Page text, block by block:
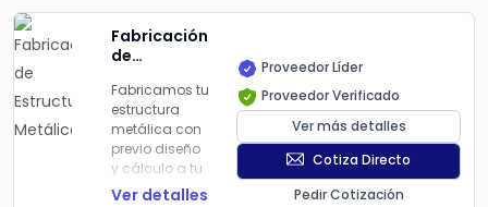
Fabricación
de
Metálicas
Fabricamos tu
estructura
metálica con
previo diseño
y cálculo a tu
medida. La
Ver detalles
Proveedor Líder
Proveedor Verificado
Ver más detalles
Cotiza Directo
Pedir Cotización